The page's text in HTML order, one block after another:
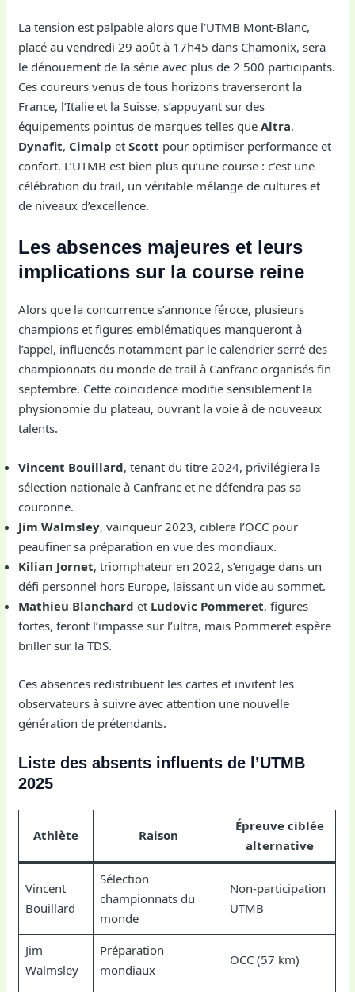
La tension est palpable alors que l’UTMB Mont-Blanc,
placé au vendredi 29 août à 17h45 dans Chamonix, sera
le dénouement de la série avec plus de 2 500 participants.
Ces coureurs venus de tous horizons traverseront la
France, l’Italie et la Suisse, s’appuyant sur des
équipements pointus de marques telles queAltra,
Dynafit, Cimalp etScott pour optimiser performance et
confort. L’UTMB est bien plus qu’une course : c’est une
célébration du trail, un véritable mélange de cultures et
de niveaux d’excellence.
Les absences majeures et leurs
implications sur la course reine
Alors que la concurrence s’annonce féroce, plusieurs
champions et figures emblématiques manqueront à
l’appel, influencés notamment par le calendrier serré des
championnats du monde de trail à Canfranc organisés fin
septembre. Cette coïncidence modifie sensiblement la
physionomie du plateau, ouvrant la voie à de nouveaux
talents.
Vincent Bouillard, tenant du titre 2024, privilégiera la
sélection nationale à Canfranc et ne défendra pas sa
couronne.
Jim Walmsley, vainqueur 2023, ciblera l’OCC pour
peaufiner sa préparation en vue des mondiaux.
Kilian Jornet, triomphateur en 2022, s’engage dans un
défi personnel hors Europe, laissant un vide au sommet.
Mathieu Blanchard et Ludovic Pommeret, figures
fortes, feront l’impasse sur l’ultra, mais Pommeret espère
briller sur la TDS.
Ces absences redistribuent les cartes et invitent les
observateurs à suivre avec attention une nouvelle
génération de prétendants.
Liste des absents influents de l’UTMB
2025
Athlète Raison
Épreuve ciblée
alternative
Vincent
Bouillard
Sélection
championnats du
monde
Non-participation
UTMB
Jim
Walmsley
Préparation
mondiaux
OCC (57 km)